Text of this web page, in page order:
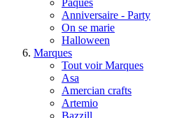
Pâques
Anniversaire - Party
On se marie
Halloween
Marques
Tout voir Marques
Asa
Amercian crafts
Artemio
Bazzill